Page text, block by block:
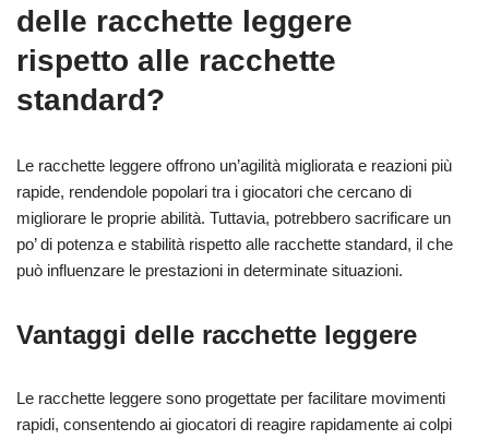
delle racchette leggere
rispetto alle racchette
standard?
Le racchette leggere offrono un’agilità migliorata e reazioni più
rapide, rendendole popolari tra i giocatori che cercano di
migliorare le proprie abilità. Tuttavia, potrebbero sacrificare un
po’ di potenza e stabilità rispetto alle racchette standard, il che
può influenzare le prestazioni in determinate situazioni.
Vantaggi delle racchette leggere
Le racchette leggere sono progettate per facilitare movimenti
rapidi, consentendo ai giocatori di reagire rapidamente ai colpi